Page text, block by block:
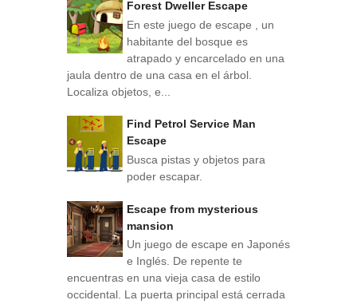
Forest Dweller Escape
En este juego de escape , un
habitante del bosque es
atrapado y encarcelado en una
jaula dentro de una casa en el árbol.
Localiza objetos, e...
Find Petrol Service Man
Escape
Busca pistas y objetos para
poder escapar.
Escape from mysterious
mansion
Un juego de escape en Japonés
e Inglés. De repente te
encuentras en una vieja casa de estilo
occidental. La puerta principal está cerrada